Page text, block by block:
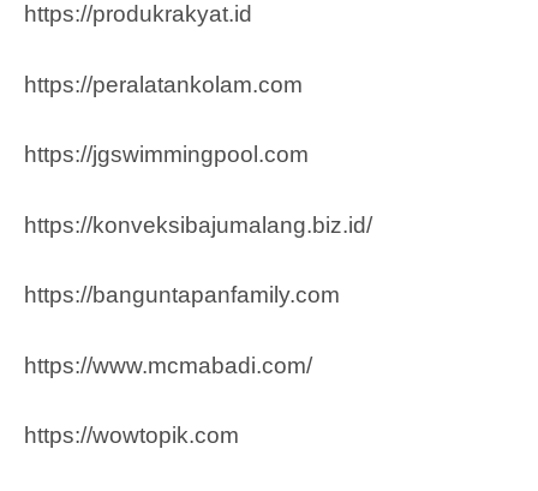
https://produkrakyat.id
https://peralatankolam.com
https://jgswimmingpool.com
https://konveksibajumalang.biz.id/
https://banguntapanfamily.com
https://www.mcmabadi.com/
https://wowtopik.com